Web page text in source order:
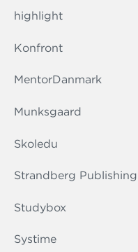
highlight
Konfront
MentorDanmark
Munksgaard
Skoledu
Strandberg Publishing
Studybox
Systime